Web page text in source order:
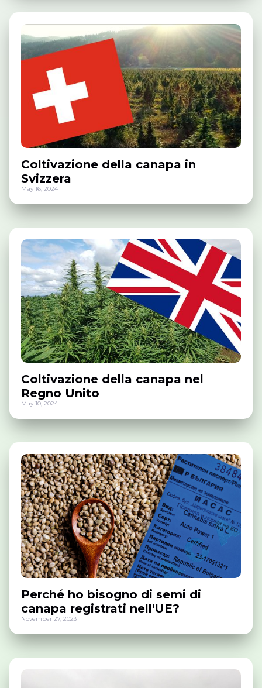
Coltivazione della canapa in
Svizzera
May 16, 2024
Coltivazione della canapa nel
Regno Unito
May 10, 2024
Perché ho bisogno di semi di
canapa registrati nell'UE?
November 27, 2023